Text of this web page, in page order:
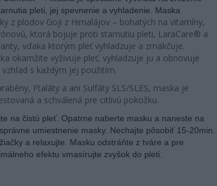
pleti, jej spevnenie a vyhladenie. Maska
z plodov Goji z Himalájov – bohatých na vitamíny,
ktorá bojuje proti starnutiu pleti, LaraCare® a
vďaka ktorým pleť vyhladzuje a zmäkčuje.
okamžite vyživuje pleť, vyhladzuje ju a obnovuje
vzhľad s každým jej použitím.
Ftaláty a ani Sulfáty SLS/SLES, maska je
a schválená pre citlivú pokožku.
na čistú pleť. Opatrne naberte masku a naneste na
umiestnenie masky. Nechajte pôsobiť 15-20min.
a relaxujte. Masku odstráňte z tváre a pre
efektu vmasírujte zvyšok do pleti.